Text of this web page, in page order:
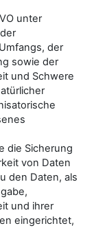
unter
der
sowie der
und Schwere
die Sicherung
von Daten
den Daten, als
und ihrer
eingerichtet,